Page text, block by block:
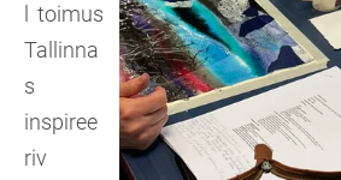
l toimus
Tallinna
s
inspiree
riv